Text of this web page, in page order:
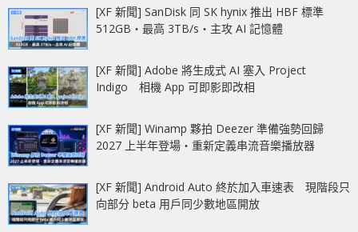
[XF 新聞] SanDisk 同 SK hynix 推出 HBF 標準
512GB‧最高 3TB/s‧主攻 AI 記憶體
[XF 新聞] Adobe 將生成式 AI 塞入 Project
Indigo 相機 App 可即影即改相
[XF 新聞] Winamp 夥拍 Deezer 準備強勢回歸
2027 上半年登場‧重新定義串流音樂播放器
[XF 新聞] Android Auto 終於加入車速表 現階段只
向部分 beta 用戶同少數地區開放